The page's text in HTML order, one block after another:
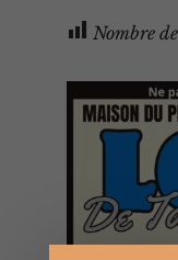
Nombre